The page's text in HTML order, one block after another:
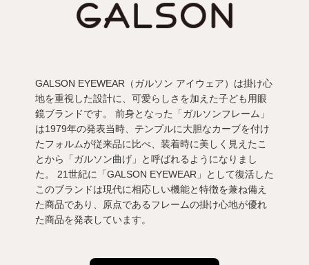
GALSON EYEWEAR（ガルソン アイウェア）は掛け心
地を重視した設計に、可愛らしさを加えた子ども用眼
鏡ブランドです。 前身となった「ガルソンフレーム」
は1979年の発表当時、テンプルに大胆なカーブを付け
たフォルムが従来品に比べ、装着時に美しく見えたこ
とから「ガルソン曲げ」と呼ばれるようになりまし
た。 21世紀に「GALSON EYEWEAR」として復活した
このブランドは現代に相応しい機能と特徴を兼ね備え
た商品であり、原点であるフレームの掛け心地が優れ
た商品を発表しています。